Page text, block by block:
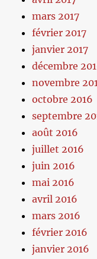
mars 2017
février 2017
janvier 2017
décembre
novembre
octobre 2016
septembre
août 2016
juillet 2016
juin 2016
mai 2016
avril 2016
mars 2016
février 2016
janvier 2016